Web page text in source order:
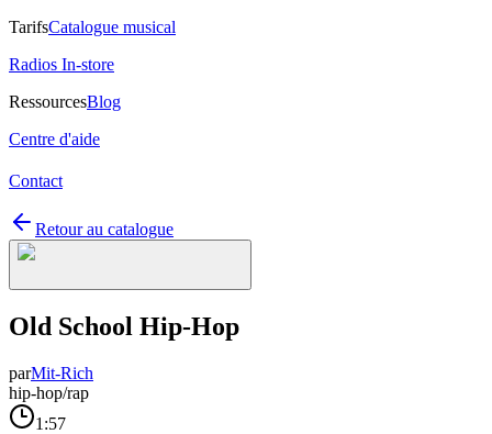
TarifsCatalogue musical
Radios In-store
RessourcesBlog
Centre d'aide
Contact
Retour au catalogue
Old School Hip-Hop
parMit-Rich
hip-hop/rap
1:57